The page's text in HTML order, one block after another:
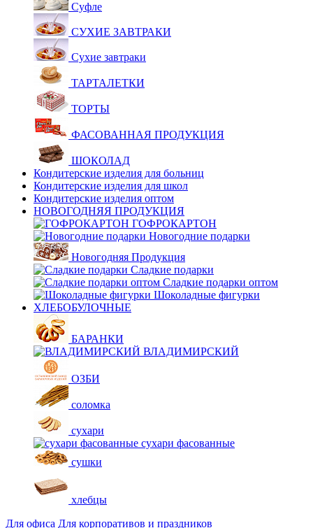
Суфле
СУХИЕ ЗАВТРАКИ
Сухие завтраки
ТАРТАЛЕТКИ
ТОРТЫ
ФАСОВАННАЯ ПРОДУКЦИЯ
ШОКОЛАД
Кондитерские изделия для больниц
Кондитерские изделия для школ
Кондитерские изделия оптом
НОВОГОДНЯЯ ПРОДУКЦИЯ
ГОФРОКАРТОН
Новогодние подарки
Новогодняя Продукция
Сладкие подарки
Сладкие подарки оптом
Шоколадные фигурки
ХЛЕБОБУЛОЧНЫЕ
БАРАНКИ
ВЛАДИМИРСКИЙ
ОЗБИ
соломка
сухари
сухари фасованные
сушки
хлебцы
Для офиса Для корпоративов и праздников